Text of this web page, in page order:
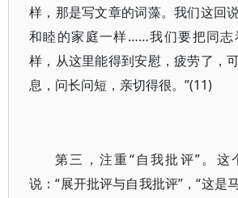
样，那是写文章的词藻。我们这回
和睦的家庭一样……我们要把同志
样，从这里能得到安慰，疲劳了，
息，问长问短，亲切得很。”(11)
第三，注重“自我批评”。这
说：“展开批评与自我批评”，“这是